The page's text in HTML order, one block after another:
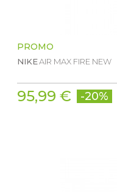
PROMO
NIKEAIR MAX FIRE NEW
95,99 € -20%